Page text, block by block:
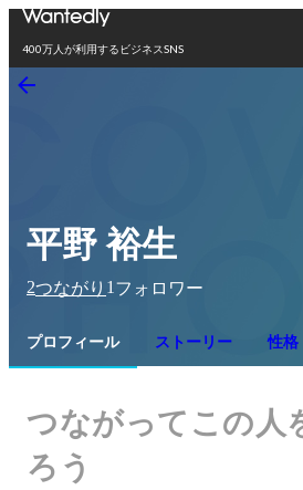
400万人が利用するビジネスSNS
平野 裕生
2つながり 1 フォロワー
プロフィール ストーリー 性格
つながってこの人
ろう